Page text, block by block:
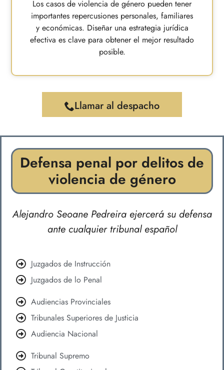
Los casos de violencia de género pueden tener
importantes repercusiones personales, familiares
y económicas. Diseñar una estrategia jurídica
efectiva es clave para obtener el mejor resultado
posible.
Llamar al despacho
Defensa penal por delitos de
violencia de género
Alejandro Seoane Pedreira ejercerá su defensa
ante cualquier tribunal español
Juzgados de Instrucción
Juzgados de lo Penal
Audiencias Provinciales
Tribunales Superiores de Justicia
Audiencia Nacional
Tribunal Supremo